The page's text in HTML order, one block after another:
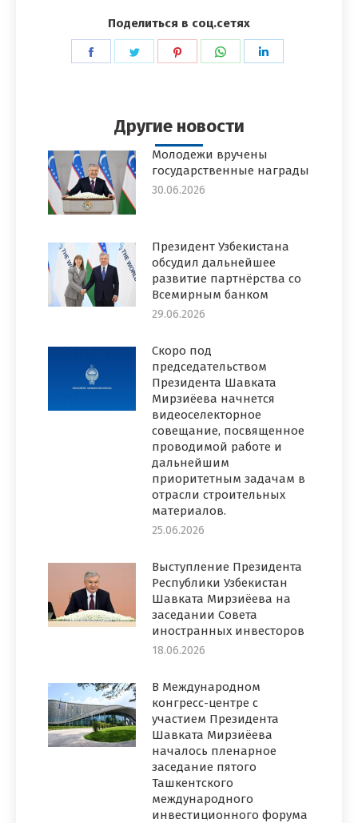
Поделиться в соц.сетях
ПоделитьсяПоделитьсяПоделитьсяПоделиться
Другие новости
Молодежи вручены
государственные награды
30.06.2026
Президент Узбекистана
обсудил дальнейшее
развитие партнёрства со
Всемирным банком
29.06.2026
Скоро под
председательством
Президента Шавката
Мирзиёева начнется
видеоселекторное
совещание, посвященное
проводимой работе и
дальнейшим
приоритетным задачам в
отрасли строительных
материалов.
25.06.2026
Выступление Президента
Республики Узбекистан
Шавката Мирзиёева на
заседании Совета
иностранных инвесторов
18.06.2026
В Международном
конгресс-центре с
участием Президента
Шавката Мирзиёева
началось пленарное
заседание пятого
Ташкентского
международного
инвестиционного форума